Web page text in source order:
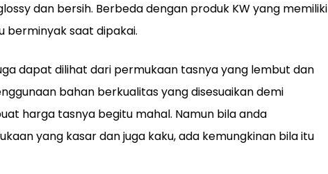
dan bersih. Berbeda dengan produk KW yang memiliki
berminyak saat dipakai.
dapat dilihat dari permukaan tasnya yang lembut dan
bahan berkualitas yang disesuaikan demi
harga tasnya begitu mahal. Namun bila anda
yang kasar dan juga kaku, ada kemungkinan bila itu